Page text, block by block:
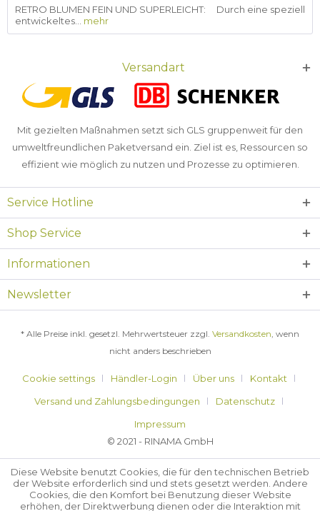
RETRO BLUMEN FEIN UND SUPERLEICHT: Durch eine speziell
entwickeltes...
mehr
Versandart
Mit gezielten Maßnahmen setzt sich GLS gruppenweit für den
umweltfreundlichen Paketversand ein. Ziel ist es, Ressourcen so
effizient wie möglich zu nutzen und Prozesse zu optimieren.
Service Hotline
Shop Service
Informationen
Newsletter
* Alle Preise inkl. gesetzl. Mehrwertsteuer zzgl. Versandkosten, wenn
nicht anders beschrieben
Cookie settings Händler-Login Über uns
Kontakt
Versand und Zahlungsbedingungen
Datenschutz
Impressum
© 2021 - RINAMA GmbH
Diese Website benutzt Cookies, die für den technischen Betrieb
der Website erforderlich sind und stets gesetzt werden. Andere
Cookies, die den Komfort bei Benutzung dieser Website
erhöhen, der Direktwerbung dienen oder die Interaktion mit